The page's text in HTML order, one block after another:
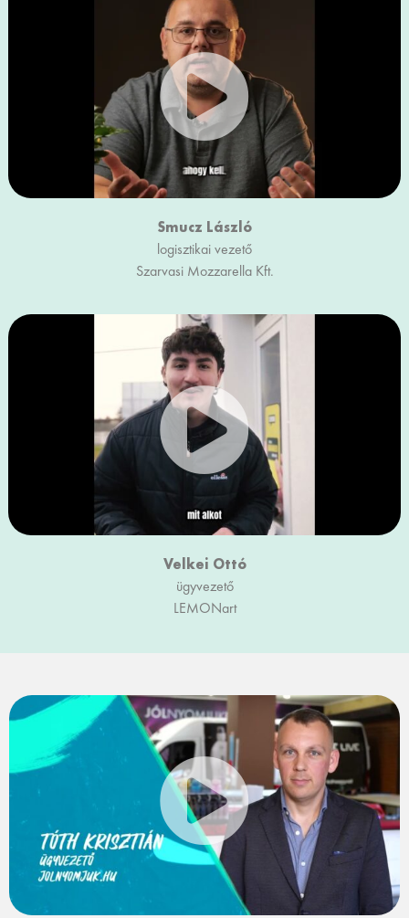
Smucz László
logisztikai vezető
Szarvasi Mozzarella Kft.
Velkei Ottó
ügyvezető
LEMONart